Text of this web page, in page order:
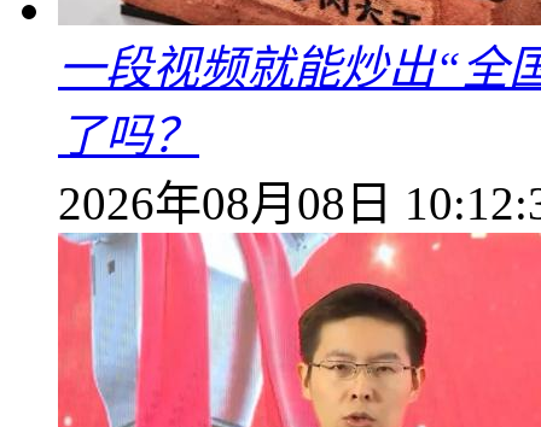
一段视频就能炒出“全
了吗？
2026年08月08日